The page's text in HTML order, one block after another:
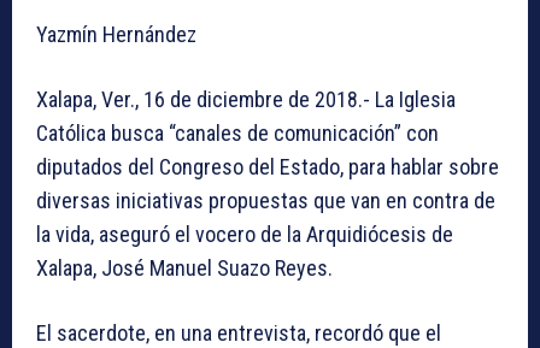
Yazmín Hernández
Xalapa, Ver., 16 de diciembre de 2018.- La Iglesia
Católica busca “canales de comunicación” con
diputados del Congreso del Estado, para hablar sobre
diversas iniciativas propuestas que van en contra de
la vida, aseguró el vocero de la Arquidiócesis de
Xalapa, José Manuel Suazo Reyes.
El sacerdote, en una entrevista, recordó que el